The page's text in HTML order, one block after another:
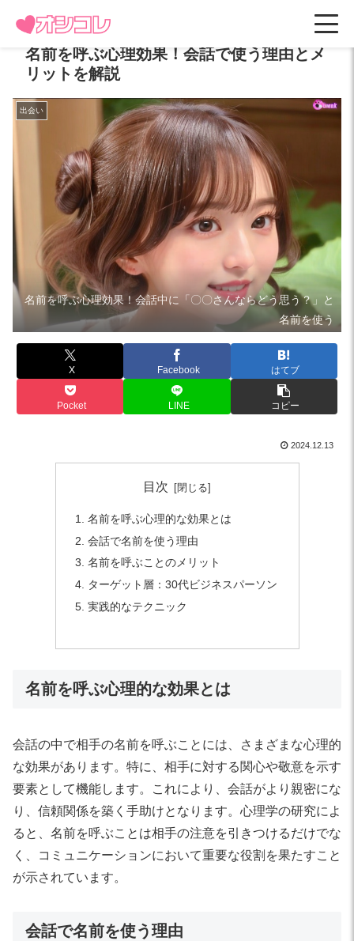
名前を呼ぶ心理効果！会話で使う理由とメ
リットを解説
出会い
名前を呼ぶ心理効果！会話中に「〇〇さんならどう思う？」と
名前を使う
X Facebook はてブ
Pocket LINE コピー
2024.12.13
目次
名前を呼ぶ心理的な効果とは
会話で名前を使う理由
名前を呼ぶことのメリット
ターゲット層：30代ビジネスパーソン
実践的なテクニック
名前を呼ぶ心理的な効果とは
会話の中で相手の名前を呼ぶことには、さまざまな心理的
な効果があります。特に、相手に対する関心や敬意を示す
要素として機能します。これにより、会話がより親密にな
り、信頼関係を築く手助けとなります。心理学の研究によ
ると、名前を呼ぶことは相手の注意を引きつけるだけでな
く、コミュニケーションにおいて重要な役割を果たすこと
が示されています。
会話で名前を使う理由